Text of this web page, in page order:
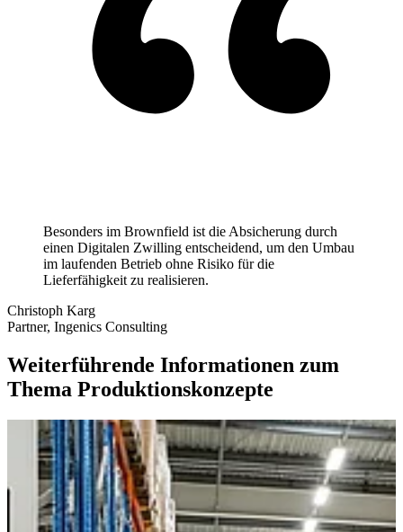
Besonders im Brownfield ist die Absicherung durch
einen Digitalen Zwilling entscheidend, um den Umbau
im laufenden Betrieb ohne Risiko für die
Lieferfähigkeit zu realisieren.
Christoph Karg
Partner, Ingenics Consulting
Weiterführende Informationen zum
Thema Produktionskonzepte